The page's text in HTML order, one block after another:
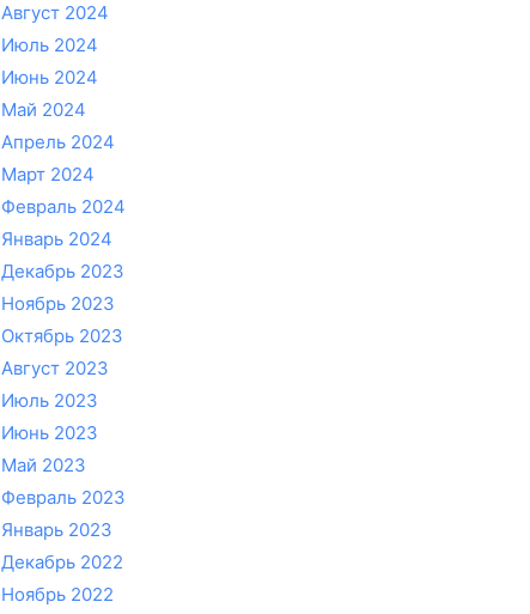
Август 2024
Июль 2024
Июнь 2024
Май 2024
Апрель 2024
Март 2024
Февраль 2024
Январь 2024
Декабрь 2023
Ноябрь 2023
Октябрь 2023
Август 2023
Июль 2023
Июнь 2023
Май 2023
Февраль 2023
Январь 2023
Декабрь 2022
Ноябрь 2022